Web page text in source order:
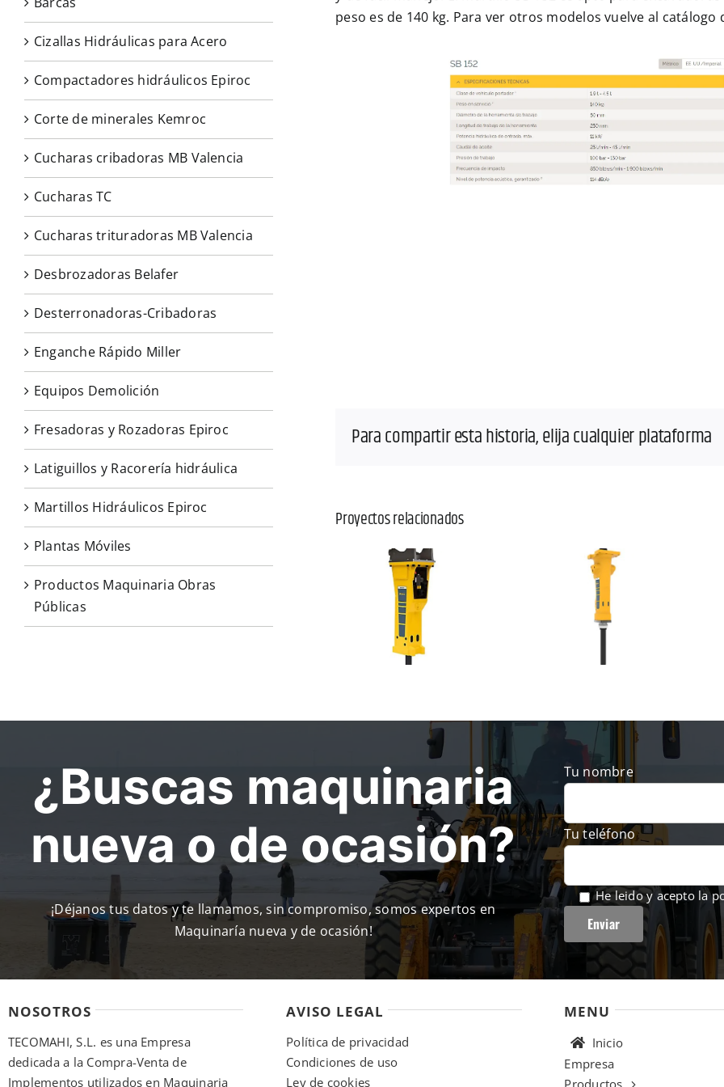
peso es de 140 kg. Para ver otros modelos vuelve al catálogo
Para compartir esta historia, elija cualquier plataforma
Proyectos relacionados
Cizallas Hidráulicas para Acero
Compactadores hidráulicos Epiroc
Corte de minerales Kemroc
Cucharas cribadoras MB Valencia
Cucharas TC
Cucharas trituradoras MB Valencia
Desbrozadoras Belafer
Desterronadoras-Cribadoras
Enganche Rápido Miller
Equipos Demolición
Fresadoras y Rozadoras Epiroc
Latiguillos y Racorería hidráulica
Martillos Hidráulicos Epiroc
Plantas Móviles
Productos Maquinaria Obras
Públicas
¿Buscas maquinaria
nueva o de ocasión?
¡Déjanos tus datos y te llamamos, sin compromiso, somos expertos en
Maquinaría nueva y de ocasión!
Tu nombre
Tu teléfono
He leido y acepto la
NOSOTROS
TECOMAHI, S.L. es una Empresa
dedicada a la Compra-Venta de
Implementos utilizados en Maquinaria
AVISO LEGAL
Política de privacidad
Condiciones de uso
Ley de cookies
MENU
Inicio
Empresa
Productos